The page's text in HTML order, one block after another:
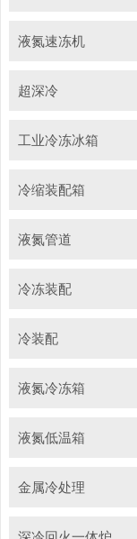
液氮速冻机
超深冷
工业冷冻冰箱
冷缩装配箱
液氮管道
冷冻装配
冷装配
液氮冷冻箱
液氮低温箱
金属冷处理